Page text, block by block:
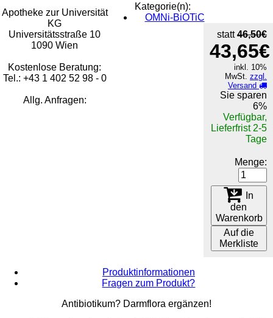
Kategorie(n):
OMNi-BiOTiC
statt46,50€
43,65€
inkl. 10%
MwSt. zzgl.
Versand
Sie sparen
6%
Verfügbar,
Lieferfrist 2-5
Tage
Menge:
In
den
Warenkorb
Auf die
Merkliste
Produktinformationen
Fragen zum Produkt?
Antibiotikum? Darmflora ergänzen!
Apotheke zur Universität
KG
Universitätsstraße 10
1090 Wien
Kostenlose Beratung:
Tel.: +43 1 402 52 98 - 0
Allg. Anfragen: